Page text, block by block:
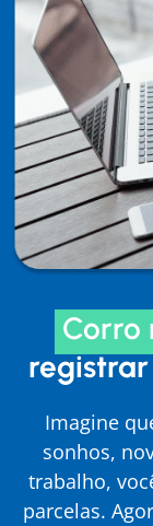
Corro
Imagine
sonhos,
trabalho,
parcelas.